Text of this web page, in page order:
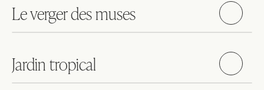
Le verger des muses
Jardin tropical